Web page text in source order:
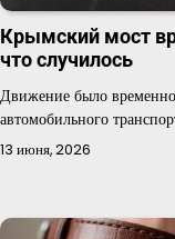
Крымский мост
что случилось
Движение было
автомобильного
13 июня, 2026